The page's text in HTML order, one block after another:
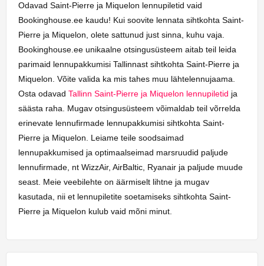
Odavad Saint-Pierre ja Miquelon lennupiletid vaid
Bookinghouse.ee kaudu! Kui soovite lennata sihtkohta Saint-
Pierre ja Miquelon, olete sattunud just sinna, kuhu vaja.
Bookinghouse.ee unikaalne otsingusüsteem aitab teil leida
parimaid lennupakkumisi Tallinnast sihtkohta Saint-Pierre ja
Miquelon. Võite valida ka mis tahes muu lähtelennujaama.
Osta odavad Tallinn Saint-Pierre ja Miquelon lennupiletid ja
säästa raha. Mugav otsingusüsteem võimaldab teil võrrelda
erinevate lennufirmade lennupakkumisi sihtkohta Saint-
Pierre ja Miquelon. Leiame teile soodsaimad
lennupakkumised ja optimaalseimad marsruudid paljude
lennufirmade, nt WizzAir, AirBaltic, Ryanair ja paljude muude
seast. Meie veebilehte on äärmiselt lihtne ja mugav
kasutada, nii et lennupiletite soetamiseks sihtkohta Saint-
Pierre ja Miquelon kulub vaid mõni minut.